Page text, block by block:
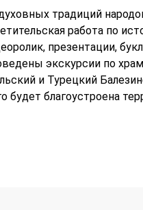
традиций
работа по
презентации,
экскурсии по
и Турецкий
будет благоустроена